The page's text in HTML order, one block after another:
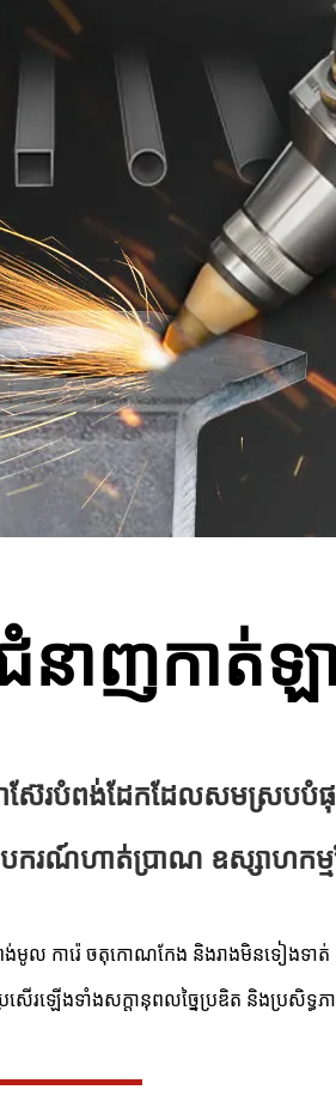
នាញកាត់ឡ
ាស៊ែរបំពង់ដែកដែលសមស្របបំ
បករណ៍ហាត់ប្រាណ ឧស្សាហកម្ម
ល ការ៉េ ចតុកោណកែង និងរាងមិនទៀងទាត់
សើរឡើងទាំងសក្តានុពលច្នៃប្រឌិត និងប្រសិទ្ធ